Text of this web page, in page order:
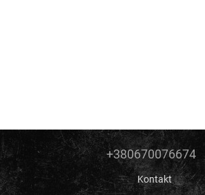
+380670076674
Kontakt